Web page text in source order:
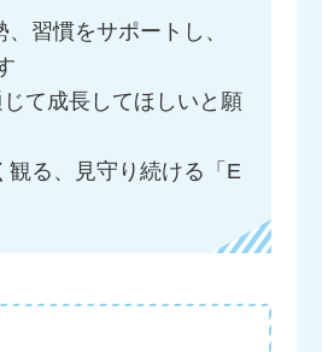
、習慣をサポートし、
じて成長してほしいと願
観る、見守り続ける「E